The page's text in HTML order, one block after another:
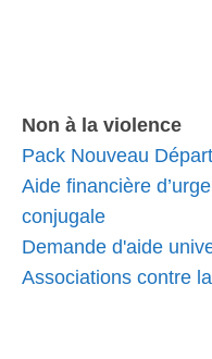
Non à la violence
Pack Nouveau
Aide financière
conjugale
Demande d'aide
Associations contre